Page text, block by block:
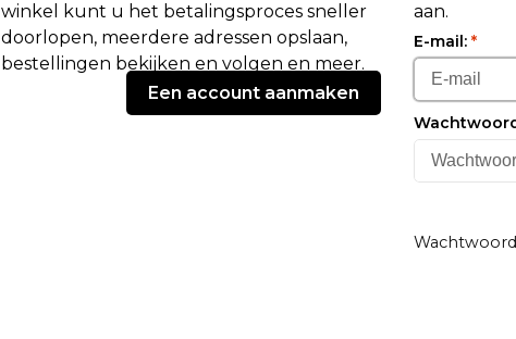
winkel kunt u het betalingsproces sneller
doorlopen, meerdere adressen opslaan,
bestellingen bekijken en volgen en meer.
Een account aanmaken
aan.
E-mail: *